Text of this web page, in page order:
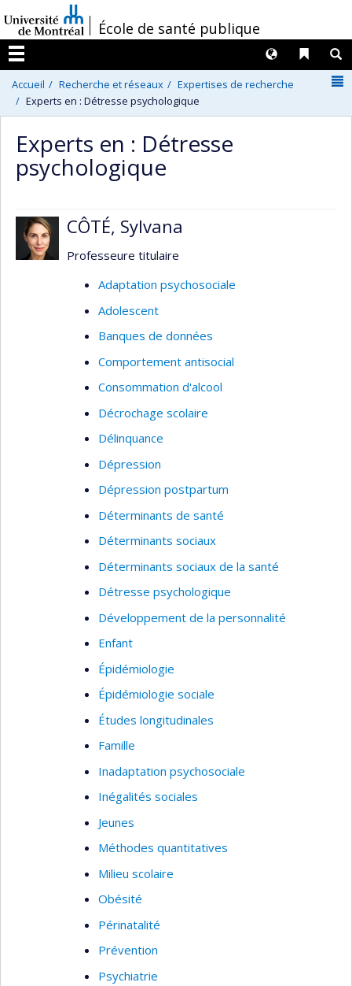
au
contenu
/École de santé publique
Menu
Liens
Langues
Accueil Recherche et réseaux
Expertises de recherche
Experts en : Détresse psychologique
Experts en : Détresse
psychologique
CÔTÉ, Sylvana
Professeure titulaire
Adaptation psychosociale
Adolescent
Banques de données
Comportement antisocial
Consommation d'alcool
Décrochage scolaire
Délinquance
Dépression
Dépression postpartum
Déterminants de santé
Déterminants sociaux
Déterminants sociaux de la santé
Détresse psychologique
Développement de la personnalité
Enfant
Épidémiologie
Épidémiologie sociale
Études longitudinales
Famille
Inadaptation psychosociale
Inégalités sociales
Jeunes
Méthodes quantitatives
Milieu scolaire
Obésité
Périnatalité
Prévention
Psychiatrie